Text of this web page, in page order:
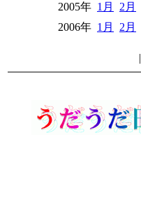
2005年 1月 2月
2006年 1月 2月
|